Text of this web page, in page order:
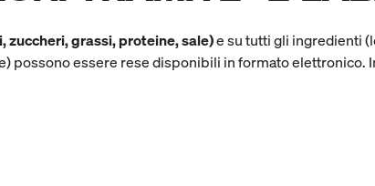
grassi, proteine, sale)e su tutti gli ingredienti
possono essere rese disponibili in formato elettronico.